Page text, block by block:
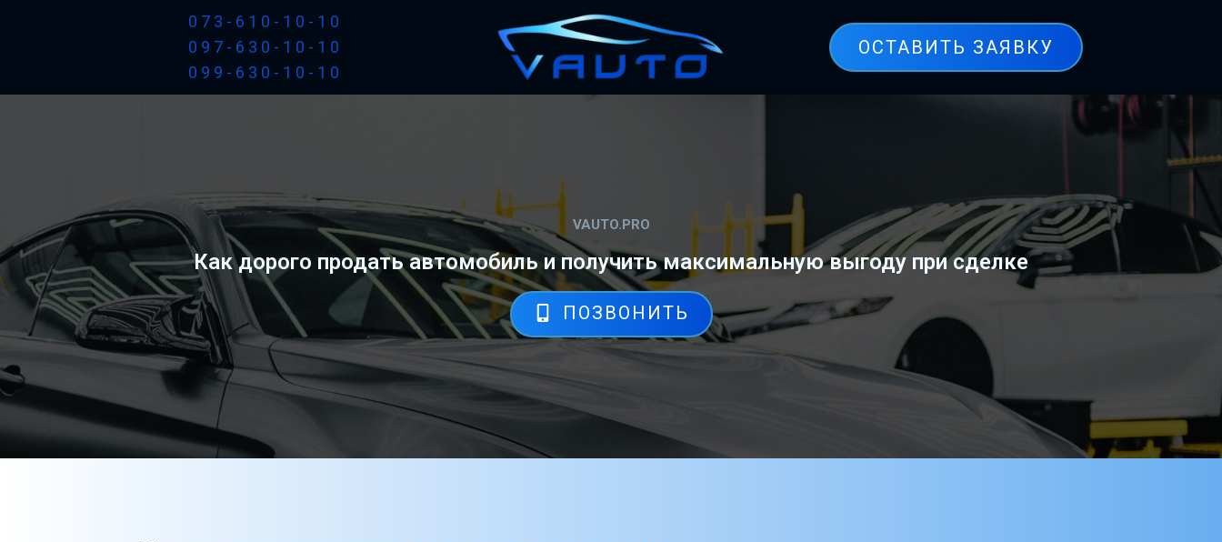
073-610-10-10
097-630-10-10
099-630-10-10
ОСТАВИТЬ ЗАЯВКУ
VAUTO.PRO
Как дорого продать автомобиль и получить максимальную выгоду при сделке
ПОЗВОНИТЬ